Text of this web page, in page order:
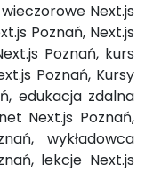
Next.js
Poznań, Next.js
Poznań, kurs
Poznań, Kursy
edukacja zdalna
Next.js Poznań,
wykładowca
lekcje Next.js